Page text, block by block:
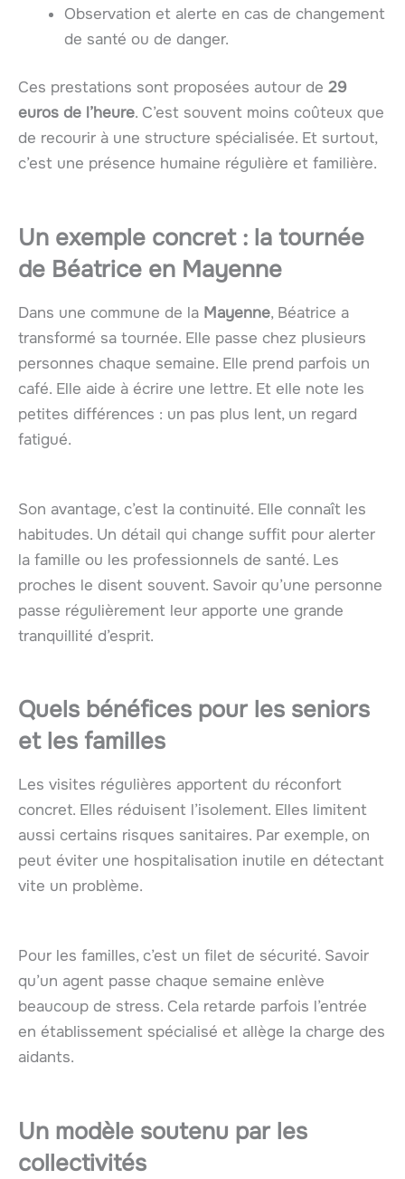
Observation et alerte en cas de changement
de santé ou de danger.
Ces prestations sont proposées autour de 29
euros de l’heure. C’est souvent moins coûteux que
de recourir à une structure spécialisée. Et surtout,
c’est une présence humaine régulière et familière.
Un exemple concret : la tournée
de Béatrice en Mayenne
Dans une commune de la Mayenne, Béatrice a
transformé sa tournée. Elle passe chez plusieurs
personnes chaque semaine. Elle prend parfois un
café. Elle aide à écrire une lettre. Et elle note les
petites différences : un pas plus lent, un regard
fatigué.
Son avantage, c’est la continuité. Elle connaît les
habitudes. Un détail qui change suffit pour alerter
la famille ou les professionnels de santé. Les
proches le disent souvent. Savoir qu’une personne
passe régulièrement leur apporte une grande
tranquillité d’esprit.
Quels bénéfices pour les seniors
et les familles
Les visites régulières apportent du réconfort
concret. Elles réduisent l’isolement. Elles limitent
aussi certains risques sanitaires. Par exemple, on
peut éviter une hospitalisation inutile en détectant
vite un problème.
Pour les familles, c’est un filet de sécurité. Savoir
qu’un agent passe chaque semaine enlève
beaucoup de stress. Cela retarde parfois l’entrée
en établissement spécialisé et allège la charge des
aidants.
Un modèle soutenu par les
collectivités